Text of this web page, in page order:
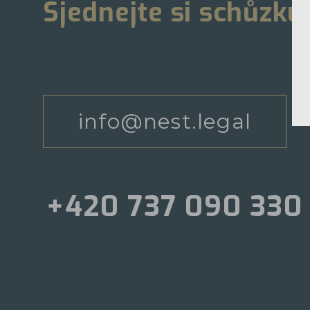
Sjednejte si schůzku
info@nest.legal
+420 737 090 330